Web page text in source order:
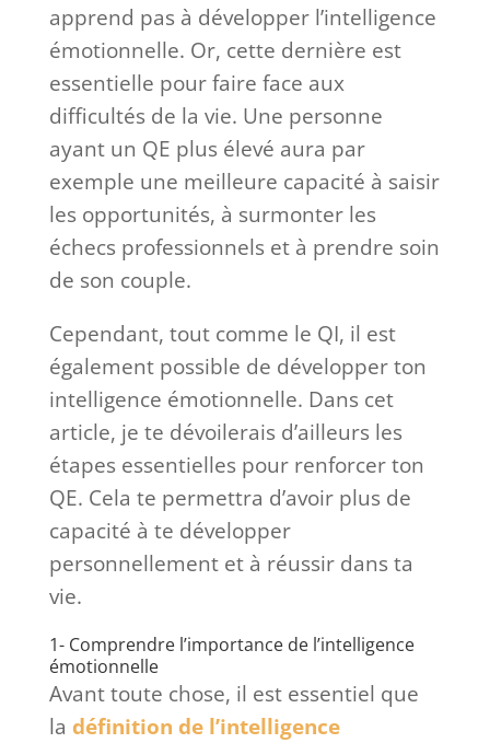
apprend pas à développer l’intelligence
émotionnelle. Or, cette dernière est
essentielle pour faire face aux
difficultés de la vie. Une personne
ayant un QE plus élevé aura par
exemple une meilleure capacité à saisir
les opportunités, à surmonter les
échecs professionnels et à prendre soin
de son couple.
Cependant, tout comme le QI, il est
également possible de développer ton
intelligence émotionnelle. Dans cet
article, je te dévoilerais d’ailleurs les
étapes essentielles pour renforcer ton
QE. Cela te permettra d’avoir plus de
capacité à te développer
personnellement et à réussir dans ta
vie.
1- Comprendre l’importance de l’intelligence
émotionnelle
Avant toute chose, il est essentiel que
la définition de l’intelligence